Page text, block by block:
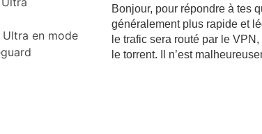
en mode
Bonjour, pour répondre à tes
généralement plus rapide et
le trafic sera routé par le
le torrent. Il n’est